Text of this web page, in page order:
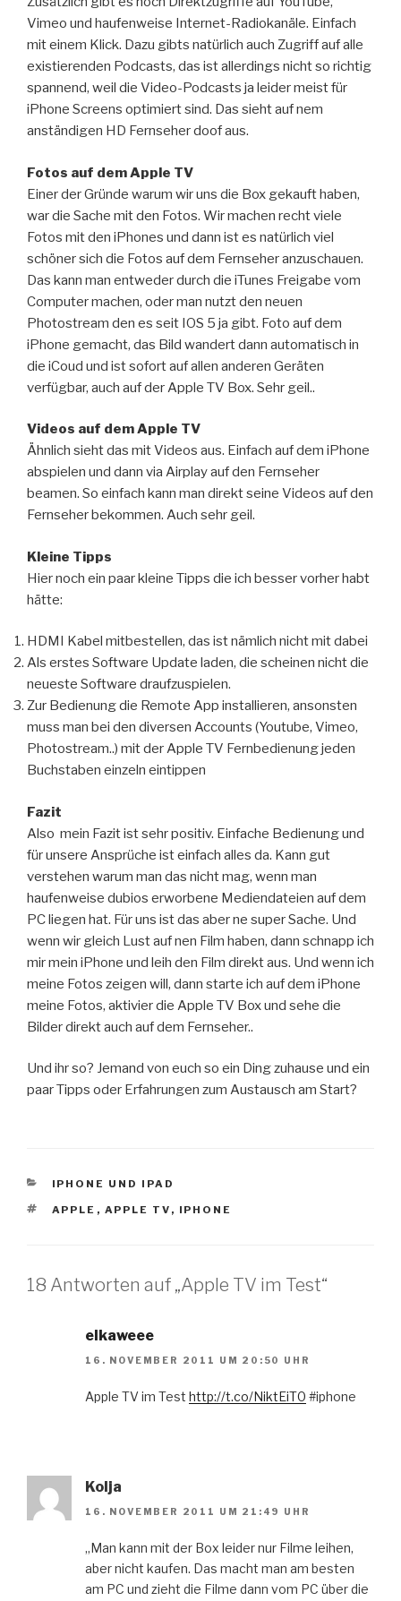
Vimeo und haufenweise Internet-Radiokanäle. Einfach
mit einem Klick. Dazu gibts natürlich auch Zugriff auf alle
existierenden Podcasts, das ist allerdings nicht so richtig
spannend, weil die Video-Podcasts ja leider meist für
iPhone Screens optimiert sind. Das sieht auf nem
anständigen HD Fernseher doof aus.
Fotos auf dem Apple TV
Einer der Gründe warum wir uns die Box gekauft haben,
war die Sache mit den Fotos. Wir machen recht viele
Fotos mit den iPhones und dann ist es natürlich viel
schöner sich die Fotos auf dem Fernseher anzuschauen.
Das kann man entweder durch die iTunes Freigabe vom
Computer machen, oder man nutzt den neuen
Photostream den es seit IOS 5 ja gibt. Foto auf dem
iPhone gemacht, das Bild wandert dann automatisch in
die iCoud und ist sofort auf allen anderen Geräten
verfügbar, auch auf der Apple TV Box. Sehr geil..
Videos auf dem Apple TV
Ähnlich sieht das mit Videos aus. Einfach auf dem iPhone
abspielen und dann via Airplay auf den Fernseher
beamen. So einfach kann man direkt seine Videos auf den
Fernseher bekommen. Auch sehr geil.
Kleine Tipps
Hier noch ein paar kleine Tipps die ich besser vorher habt
hätte:
HDMI Kabel mitbestellen, das ist nämlich nicht mit dabei
Als erstes Software Update laden, die scheinen nicht die
neueste Software draufzuspielen.
Zur Bedienung die Remote App installieren, ansonsten
muss man bei den diversen Accounts (Youtube, Vimeo,
Photostream..) mit der Apple TV Fernbedienung jeden
Buchstaben einzeln eintippen
Fazit
Also mein Fazit ist sehr positiv. Einfache Bedienung und
für unsere Ansprüche ist einfach alles da. Kann gut
verstehen warum man das nicht mag, wenn man
haufenweise dubios erworbene Mediendateien auf dem
PC liegen hat. Für uns ist das aber ne super Sache. Und
wenn wir gleich Lust auf nen Film haben, dann schnapp ich
mir mein iPhone und leih den Film direkt aus. Und wenn ich
meine Fotos zeigen will, dann starte ich auf dem iPhone
meine Fotos, aktivier die Apple TV Box und sehe die
Bilder direkt auch auf dem Fernseher..
Und ihr so? Jemand von euch so ein Ding zuhause und ein
paar Tipps oder Erfahrungen zum Austausch am Start?
KATEGORIEN
IPHONE UND IPAD
SCHLAGWÖRTER
APPLE , APPLE TV , IPHONE
18 Antworten auf „Apple TV im Test“
elkaweee
16. NOVEMBER 2011 UM 20:50 UHR
Apple TV im Test http://t.co/NiktEiT0 #iphone
Kolja
16. NOVEMBER 2011 UM 21:49 UHR
„Man kann mit der Box leider nur Filme leihen,
aber nicht kaufen. Das macht man am besten
am PC und zieht die Filme dann vom PC über die